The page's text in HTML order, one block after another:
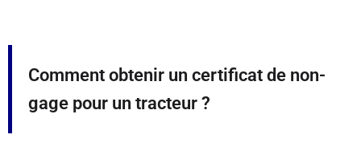
Comment obtenir un certificat de non-
gage pour un tracteur ?